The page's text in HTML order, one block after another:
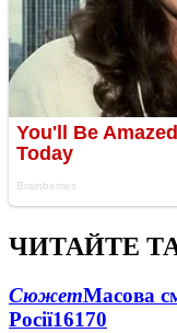
ЧИТАЙТЕ
СюжетМасова
Росії16170